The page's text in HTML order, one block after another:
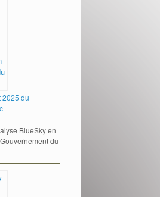
2025 du
BlueSky en
du